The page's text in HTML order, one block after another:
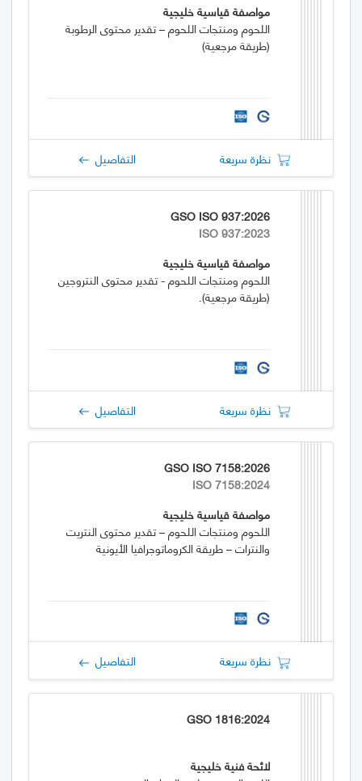
مواصفة قياسية خليجية
اللحوم ومنتجات اللحوم – تقدير محتوى الرطوبة
(طريقة مرجعية)
نظرة سريعة التفاصيل
GSO ISO 937:2026
ISO 937:2023
مواصفة قياسية خليجية
اللحوم ومنتجات اللحوم - تقدير محتوى النتروجين
(طريقة مرجعية).
نظرة سريعة التفاصيل
GSO ISO 7158:2026
ISO 7158:2024
مواصفة قياسية خليجية
اللحوم ومنتجات اللحوم – تقدير محتوى النتريت
والنترات – طريقة الكروماتوجرافيا الأيونية
نظرة سريعة التفاصيل
GSO 1816:2024
لائحة فنية خليجية